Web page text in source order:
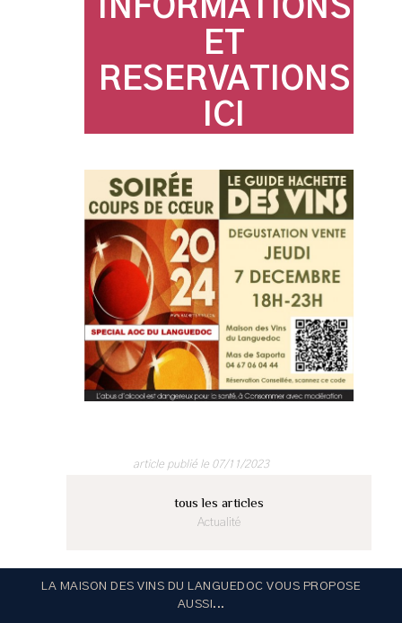
INFORMATIONS
ET
RESERVATIONS
ICI
article publié le 07/11/2023
tous les articles
Actualité
LA MAISON DES VINS DU LANGUEDOC VOUS PROPOSE
AUSSI...